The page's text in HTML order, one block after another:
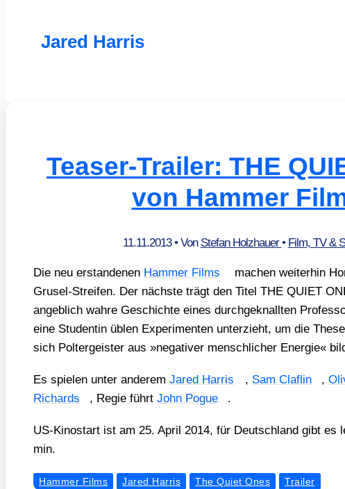
Jared Harris
Teaser-Trailer: THE
von Hammer
11.11.2013• Von Stefan Holzhauer• Film, TV &
Die neu erstan­de­nen Ham­mer Films
machen wei­ter­hin
Gru­sel-Strei­fen. Der nächs­te trägt den Titel THE QUIET
angeb­lich wah­re Geschich­te eines durch­ge­knall­ten
eine Stu­den­tin üblen Expe­ri­men­ten unter­zieht, um die
sich Pol­ter­geis­ter aus »nega­ti­ver mensch­li­cher Ener­gie«
Es spie­len unter ande­rem Jared Har­ris , Sam Claf­lin ,
Richards
, Regie führt John Pogue .
US-Kino­start ist am 25. April 2014, für Deutsch­land gibt es
min.
Hammer Films Jared Harris The Quiet Ones Trailer